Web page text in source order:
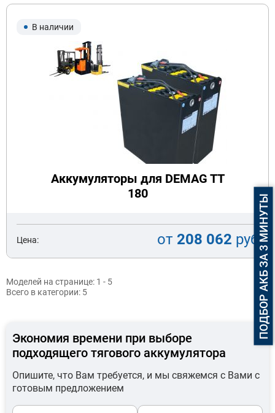
В наличии
Аккумуляторы для DEMAG TT
180
Цена: от 208 062 руб
Моделей на странице: 1 - 5
Всего в категории: 5
Экономия времени при выборе
подходящего тягового аккумулятора
Опишите, что Вам требуется, и мы свяжемся с Вами с
готовым предложением
ПОДБОР АКБ ЗА 3 МИНУТЫ